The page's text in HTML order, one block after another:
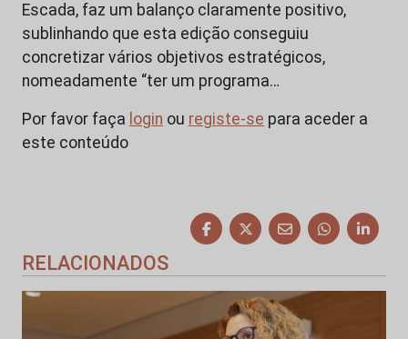
Escada, faz um balanço claramente positivo,
sublinhando que esta edição conseguiu
concretizar vários objetivos estratégicos,
nomeadamente “ter um programa…
Por favor faça login ou registe-se para aceder a
este conteúdo
RELACIONADOS